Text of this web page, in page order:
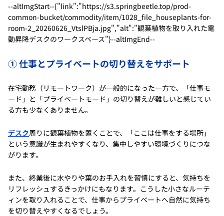
--altImgStart--{"link":"https://s3.springbeetle.top/prod-
common-bucket/commodity/item/1028_file_houseplants-for-
room-2_20260626_VtslPBja.jpg","alt":"観葉植物を取り入れた電
動昇降デスクのワークスペース"}--altImgEnd--
① 仕事とプライベートの切り替えをサポート
在宅勤務（リモートワーク）が一般的になった一方で、「仕事モ
ード」と「プライベートモード」の切り替えが難しいと感じてい
る方も少なくありません。
デスク周りに観葉植物を置くことで、「ここは仕事をする場所」
という意識が生まれやすくなり、集中しやすい環境づくりにつな
がります。
また、終業後に水やりや葉のお手入れを習慣にすると、気持ちを
リフレッシュするきっかけにもなります。こうした小さなルーテ
ィンを取り入れることで、仕事からプライベートへ自然に気持ち
を切り替えやすくなるでしょう。